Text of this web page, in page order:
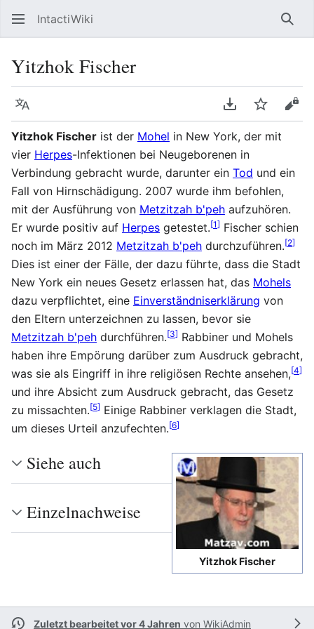
IntactiWiki
Yitzhok Fischer
Sprache PDF
Yitzhok Fischer ist der Mohel in New York, der mit
vier Herpes-Infektionen bei Neugeborenen in
Verbindung gebracht wurde, darunter ein Tod und ein
Fall von Hirnschädigung. 2007 wurde ihm befohlen,
mit der Ausführung von Metzitzah b'peh aufzuhören.
Er wurde positiv auf Herpes getestet.[1] Fischer schien
noch im März 2012 Metzitzah b'peh durchzuführen.[2]
Dies ist einer der Fälle, der dazu führte, dass die Stadt
New York ein neues Gesetz erlassen hat, das Mohels
dazu verpflichtet, eine Einverständniserklärung von
den Eltern unterzeichnen zu lassen, bevor sie
Metzitzah b'peh durchführen.[3] Rabbiner und Mohels
haben ihre Empörung darüber zum Ausdruck gebracht,
was sie als Eingriff in ihre religiösen Rechte ansehen,[4]
und ihre Absicht zum Ausdruck gebracht, das Gesetz
zu missachten.[5] Einige Rabbiner verklagen die Stadt,
um dieses Urteil anzufechten.[6]
Yitzhok Fischer
Siehe auch
Einzelnachweise
Zuletzt bearbeitet vor 4 Jahren von WikiAdmin